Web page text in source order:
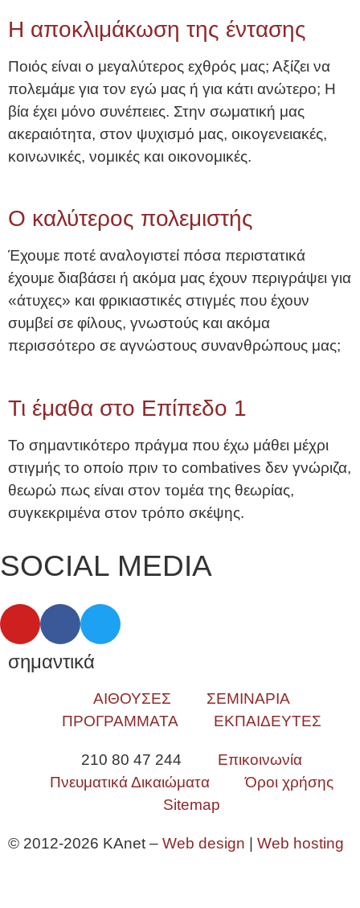
Η αποκλιμάκωση της έντασης
Ποιός είναι ο μεγαλύτερος εχθρός μας; Αξίζει να
πολεμάμε για τον εγώ μας ή για κάτι ανώτερο; Η
βία έχει μόνο συνέπειες. Στην σωματική μας
ακεραιότητα, στον ψυχισμό μας, οικογενειακές,
κοινωνικές, νομικές και οικονομικές.
O καλύτερος πολεμιστής
Έχουμε ποτέ αναλογιστεί πόσα περιστατικά
έχουμε διαβάσει ή ακόμα μας έχουν περιγράψει για
«άτυχες» και φρικιαστικές στιγμές που έχουν
συμβεί σε φίλους, γνωστούς και ακόμα
περισσότερο σε αγνώστους συνανθρώπους μας;
Τι έμαθα στο Επίπεδο 1
Το σημαντικότερο πράγμα που έχω μάθει μέχρι
στιγμής το οποίο πριν το combatives δεν γνώριζα,
θεωρώ πως είναι στον τομέα της θεωρίας,
συγκεκριμένα στον τρόπο σκέψης.
SOCIAL MEDIA
σημαντικά
ΑΙΘΟΥΣΕΣ
ΣΕΜΙΝΑΡΙΑ
ΠΡΟΓΡΑΜΜΑΤΑ
ΕΚΠΑΙΔΕΥΤΕΣ
210 80 47 244
Επικοινωνία
Πνευματικά Δικαιώματα
Όροι χρήσης
Sitemap
© 2012-2026 KAnet – Web design Web hosting